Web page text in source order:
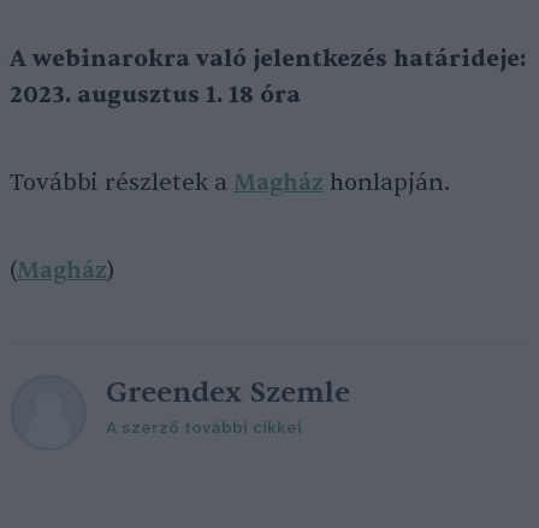
A webinarokra való jelentkezés határideje:
2023. augusztus 1. 18 óra
További részletek a Magház honlapján.
(Magház)
Greendex Szemle
A szerző további cikkei